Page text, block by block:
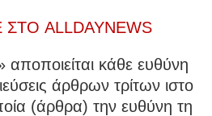
ALLDAYNEWS
κάθε ευθύνη
άρθρων τρίτων ιστο
(άρθρα) την ευθύνη τη